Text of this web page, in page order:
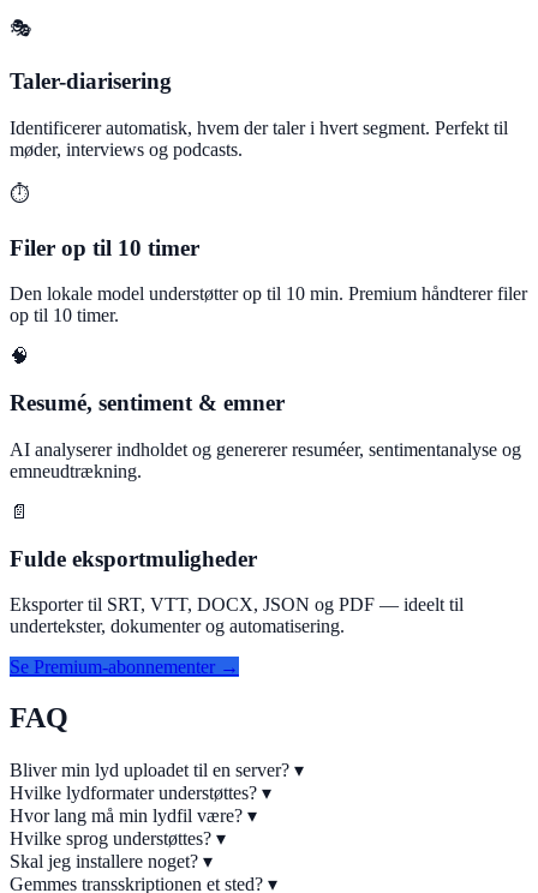
🎭
Taler-diarisering
Identificerer automatisk, hvem der taler i hvert segment. Perfekt til
møder, interviews og podcasts.
⏱️
Filer op til 10 timer
Den lokale model understøtter op til 10 min. Premium håndterer filer
op til 10 timer.
🧠
Resumé, sentiment & emner
AI analyserer indholdet og genererer resuméer, sentimentanalyse og
emneudtrækning.
📄
Fulde eksportmuligheder
Eksporter til SRT, VTT, DOCX, JSON og PDF — ideelt til
undertekster, dokumenter og automatisering.
Se Premium-abonnementer →
FAQ
Bliver min lyd uploadet til en server? ▾
Hvilke lydformater understøttes? ▾
Hvor lang må min lydfil være? ▾
Hvilke sprog understøttes? ▾
Skal jeg installere noget? ▾
Gemmes transskriptionen et sted? ▾